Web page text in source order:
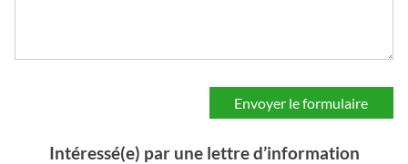
Intéressé(e) par une lettre d’information